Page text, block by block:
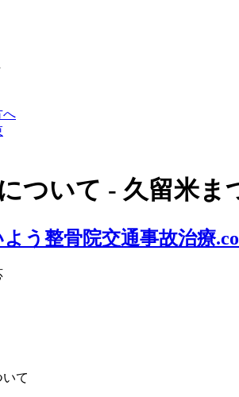
へ
ついて - 久留米ま
て